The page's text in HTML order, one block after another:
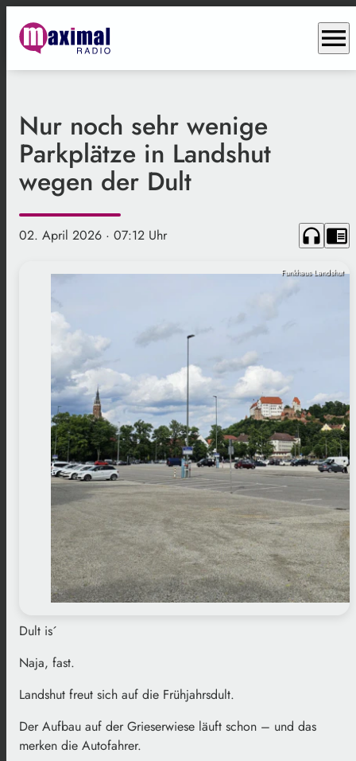
menu
Nur noch sehr wenige
Parkplätze in Landshut
wegen der Dult
02. April 2026 · 07:12 Uhr headphones chrome_reader_mode
Funkhaus Landshut
Dult is´
Naja, fast.
Landshut freut sich auf die Frühjahrsdult.
Der Aufbau auf der Grieserwiese läuft schon – und das
merken die Autofahrer.